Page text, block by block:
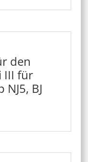
den
III für
BJ